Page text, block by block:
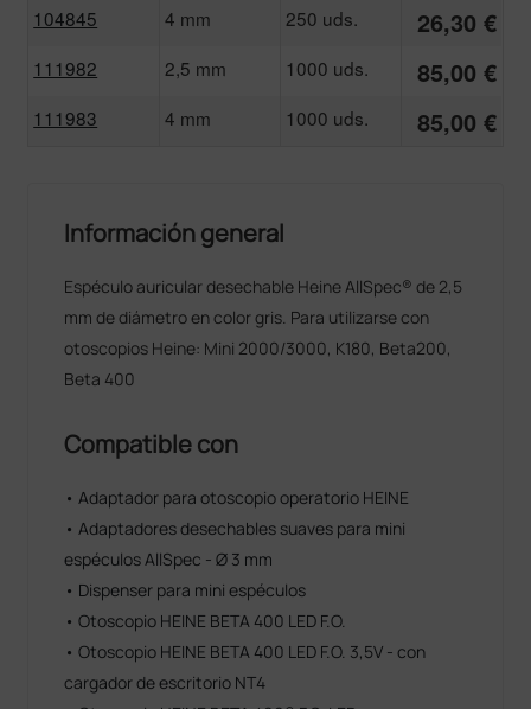
104845 4 mm 250 uds. 26,30 €
111982 2,5 mm 1000 uds. 85,00 €
111983 4 mm 1000 uds. 85,00 €
Información general
Espéculo auricular desechable Heine AllSpec® de 2,5
mm de diámetro en color gris. Para utilizarse con
otoscopios Heine: Mini 2000/3000, K180, Beta200,
Beta 400
Compatible con
• Adaptador para otoscopio operatorio HEINE
• Adaptadores desechables suaves para mini
espéculos AllSpec - Ø 3 mm
• Dispenser para mini espéculos
• Otoscopio HEINE BETA 400 LED F.O.
• Otoscopio HEINE BETA 400 LED F.O. 3,5V - con
cargador de escritorio NT4